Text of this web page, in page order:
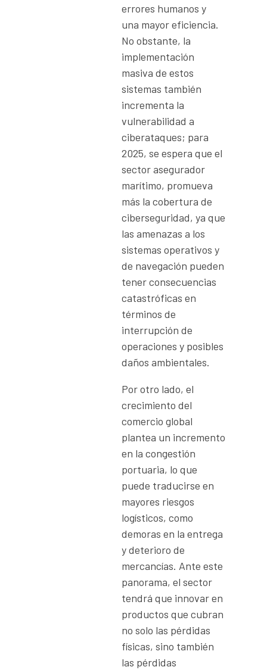
errores humanos y
una mayor eficiencia.
No obstante, la
implementación
masiva de estos
sistemas también
incrementa la
vulnerabilidad a
ciberataques; para
2025, se espera que el
sector asegurador
marítimo, promueva
más la cobertura de
ciberseguridad, ya que
las amenazas a los
sistemas operativos y
de navegación pueden
tener consecuencias
catastróficas en
términos de
interrupción de
operaciones y posibles
daños ambientales.
Por otro lado, el
crecimiento del
comercio global
plantea un incremento
en la congestión
portuaria, lo que
puede traducirse en
mayores riesgos
logísticos, como
demoras en la entrega
y deterioro de
mercancías. Ante este
panorama, el sector
tendrá que innovar en
productos que cubran
no solo las pérdidas
físicas, sino también
las pérdidas